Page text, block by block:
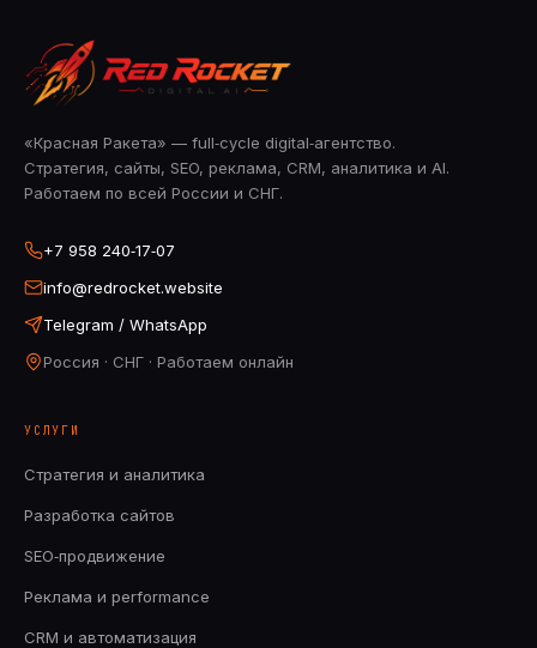
«Красная Ракета» — full‑cycle digital‑агентство.
Стратегия, сайты, SEO, реклама, CRM, аналитика и AI.
Работаем по всей России и СНГ.
+7 958 240‑17‑07
info@redrocket.website
Telegram / WhatsApp
Россия · СНГ · Работаем онлайн
УСЛУГИ
Стратегия и аналитика
Разработка сайтов
SEO‑продвижение
Реклама и performance
CRM и автоматизация